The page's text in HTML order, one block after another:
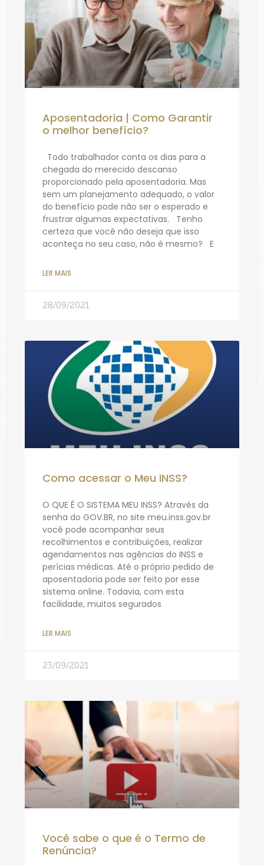
Aposentadoria | Como Garantir
o melhor benefício?
Todo trabalhador conta os dias para a
chegada do merecido descanso
proporcionado pela aposentadoria. Mas
sem um planejamento adequado, o valor
do benefício pode não ser o esperado e
frustrar algumas expectativas. Tenho
certeza que você não deseja que isso
aconteça no seu caso, não é mesmo? E
LER MAIS
28/09/2021
Como acessar o Meu INSS?
O QUE É O SISTEMA MEU INSS? Através da
senha do GOV.BR, no site meu.inss.gov.br
você pode acompanhar seus
recolhimentos e contribuições, realizar
agendamentos nas agências do INSS e
perícias médicas. Até o próprio pedido de
aposentadoria pode ser feito por esse
sistema online. Todavia, com esta
facilidade, muitos segurados
LER MAIS
23/09/2021
Você sabe o que é o Termo de
Renúncia?